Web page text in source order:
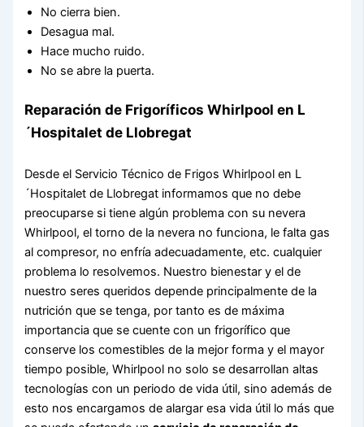
No cierra bien.
Desagua mal.
Hace mucho ruido.
No se abre la puerta.
Reparación de Frigoríficos Whirlpool en L
´Hospitalet de Llobregat
Desde el Servicio Técnico de Frigos Whirlpool en L
´Hospitalet de Llobregat informamos que no debe
preocuparse si tiene algún problema con su nevera
Whirlpool, el torno de la nevera no funciona, le falta gas
al compresor, no enfría adecuadamente, etc. cualquier
problema lo resolvemos. Nuestro bienestar y el de
nuestro seres queridos depende principalmente de la
nutrición que se tenga, por tanto es de máxima
importancia que se cuente con un frigorífico que
conserve los comestibles de la mejor forma y el mayor
tiempo posible, Whirlpool no solo se desarrollan altas
tecnologías con un periodo de vida útil, sino además de
esto nos encargamos de alargar esa vida útil lo más que